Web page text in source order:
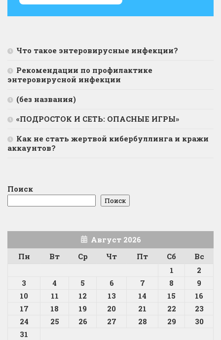
Что такое энтеровирусные инфекции?
Рекомендации по профилактике
энтеровирусной инфекции
(без названия)
«ПОДРОСТОК И СЕТЬ: ОПАСНЫЕ ИГРЫ»
Как не стать жертвой кибербуллинга и кражи
аккаунтов?
Поиск
Поиск
Август 2026
Пн
Вт Ср Чт Пт Сб
Вс
1
2
3
4 5 6 7 8
9
10
11 12 13 14 15
16
17
18 19 20 21 22
23
24
25 26 27 28 29
30
31